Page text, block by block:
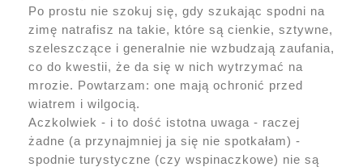
Po prostu nie szokuj się, gdy szukając spodni na
zimę natrafisz na takie, które są cienkie, sztywne,
szeleszczące i generalnie nie wzbudzają zaufania,
co do kwestii, że da się w nich wytrzymać na
mrozie. Powtarzam: one mają ochronić przed
wiatrem i wilgocią.
Aczkolwiek - i to dość istotna uwaga - raczej
żadne (a przynajmniej ja się nie spotkałam) -
spodnie turystyczne (czy wspinaczkowe) nie są